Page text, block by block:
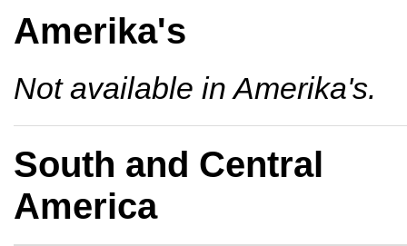
Amerika's
Not available in Amerika's.
South and Central
America